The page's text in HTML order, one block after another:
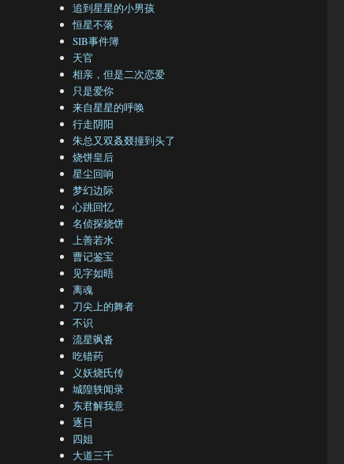
追到星星的小男孩
恒星不落
SIB事件簿
天官
相亲，但是二次恋爱
只是爱你
来自星星的呼唤
行走阴阳
朱总又双叒叕撞到头了
烧饼皇后
星尘回响
梦幻边际
心跳回忆
名侦探烧饼
上善若水
曹记鉴宝
见字如晤
离魂
刀尖上的舞者
不识
流星飒沓
吃错药
义妖烧氏传
城隍轶闻录
东君解我意
逐日
四姐
大道三千